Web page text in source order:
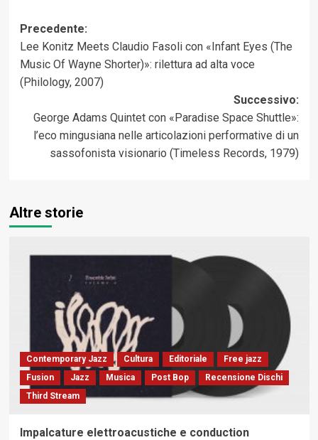
Navigazione
articolo
Precedente:
Lee Konitz Meets Claudio Fasoli con «Infant Eyes (The
Music Of Wayne Shorter)»: rilettura ad alta voce
(Philology, 2007)
Successivo:
George Adams Quintet con «Paradise Space Shuttle»:
l’eco mingusiana nelle articolazioni performative di un
sassofonista visionario (Timeless Records, 1979)
Altre storie
Contemporary Jazz Cultura Editoriale
Free jazz
Fusion
Jazz Musica Post Bop
Recensione Dischi
Third Stream
Impalcature elettroacustiche e conduction